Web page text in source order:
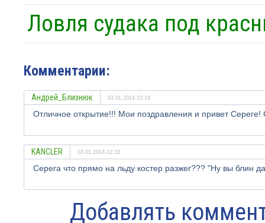
Ловля судака под
Комментарии:
Андрей_Близнюк 03.01.2014-15:18
Отличное открытие!!! Мои поздравления и привет
KANCLER 03.01.2014-12:33
Серега что прямо на льду костер разжег??? "Ну вы блин
Добавлять